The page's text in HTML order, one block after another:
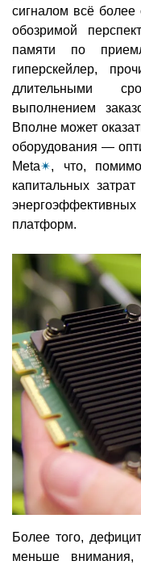
сигналом всё более
обозримой
памяти по
гиперскейлер,
длительными
выполнением
Вполне может
оборудования —
Meta✴, что,
капитальных
платформ.
Более того,
меньше